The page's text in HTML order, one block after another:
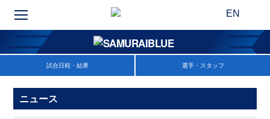
EN
試合日程・結果 選手・スタッフ
ニュース